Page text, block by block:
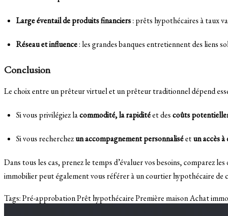
Large éventail de produits financiers: prêts hypothécaires à taux
Réseau et influence: les grandes banques entretiennent des liens
Conclusion
Le choix entre un prêteur virtuel et un prêteur traditionnel dépend
Si vous privilégiez lacommodité, la rapiditéet descoûts
Si vous recherchezun accompagnement personnaliséetun accès
Dans tous les cas, prenez le temps d’évaluer vos besoins,
immobilier peut également vous référer à un courtier hypothécaire de
Tags:Pré-approbationPrêt hypothécairePremière maisonAchat